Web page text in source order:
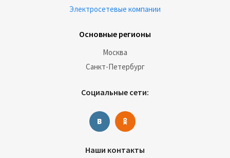
Электросетевые компании
Основные регионы
Москва
Санкт-Петербург
Социальные сети:
Наши контакты